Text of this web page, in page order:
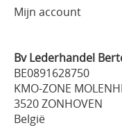
Mijn account
Bv Lederhandel
BE0891628750
KMO-ZONE
3520 ZONHOVEN
België